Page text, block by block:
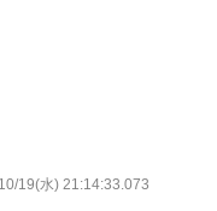
19(水) 21:14:33.073